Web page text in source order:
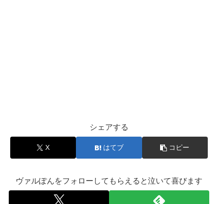
シェアする
X はてブ コピー
ヴァルぽんをフォローしてもらえると泣いて喜びます